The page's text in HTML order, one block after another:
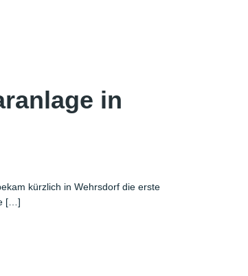
in
kürzlich in Wehrsdorf die erste
[…]